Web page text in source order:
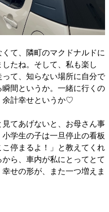
て、隣町のマクドナルドに
たね。そして、私も楽し
て、知らない場所に自分で
間というか。一緒に行くの
余計幸せというか♡
てあげないと、お母さん事
学生の子は一旦停止の看板
停まるよ！」と教えてくれ
ら、車内が私にとってとて
せの形が、また一つ増えま